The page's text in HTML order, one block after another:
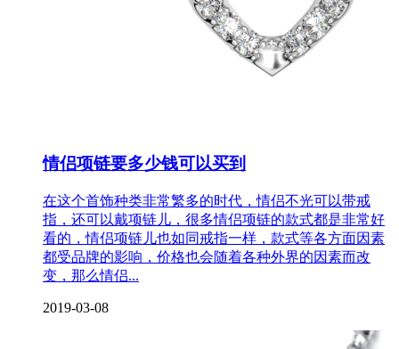
情侣项链要多少钱可以买到
在这个首饰种类非常繁多的时代，情侣不光可以带戒
指，还可以戴项链儿，很多情侣项链的款式都是非常好
看的，情侣项链儿也如同戒指一样，款式等各方面因素
都受品牌的影响，价格也会随着各种外界的因素而改
变，那么情侣...
2019-03-08